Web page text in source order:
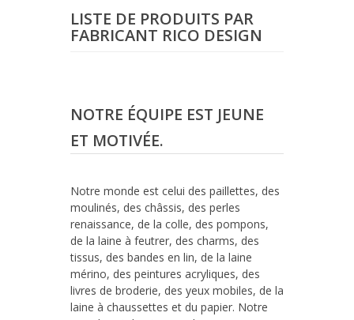
LISTE DE PRODUITS PAR
FABRICANT RICO DESIGN
NOTRE ÉQUIPE EST JEUNE
ET MOTIVÉE.
Notre monde est celui des paillettes, des
moulinés, des châssis, des perles
renaissance, de la colle, des pompons,
de la laine à feutrer, des charms, des
tissus, des bandes en lin, de la laine
mérino, des peintures acryliques, des
livres de broderie, des yeux mobiles, de la
laine à chaussettes et du papier. Notre